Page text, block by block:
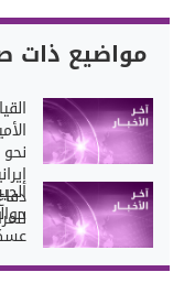
مواضيع ذات